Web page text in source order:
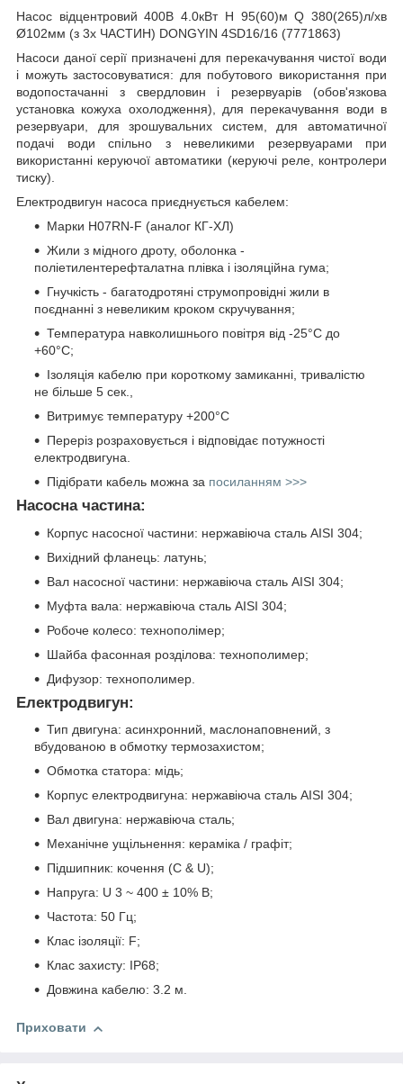
Насос відцентровий 400В 4.0кВт H 95(60)м Q 380(265)л/хв
Ø102мм (з 3х ЧАСТИН) DONGYIN 4SD16/16 (7771863)
Насоси даної серії призначені для перекачування чистої води
і можуть застосовуватися: для побутового використання при
водопостачанні з свердловин і резервуарів (обов'язкова
установка кожуха охолодження), для перекачування води в
резервуари, для зрошувальних систем, для автоматичної
подачі води спільно з невеликими резервуарами при
використанні керуючої автоматики (керуючі реле, контролери
тиску).
Електродвигун насоса приєднується кабелем:
Марки H07RN-F (аналог КГ-ХЛ)
Жили з мідного дроту, оболонка -
поліетилентерефталатна плівка і ізоляційна гума;
Гнучкість - багатодротяні струмопровідні жили в
поєднанні з невеликим кроком скручування;
Температура навколишнього повітря від -25°C до
+60°C;
Ізоляція кабелю при короткому замиканні, тривалістю
не більше 5 сек.,
Витримує температуру +200°C
Переріз розраховується і відповідає потужності
електродвигуна.
Підібрати кабель можна за посиланням >>>
Насосна частина:
Корпус насосної частини: нержавіюча сталь AISI 304;
Вихідний фланець: латунь;
Вал насосної частини: нержавіюча сталь AISI 304;
Муфта вала: нержавіюча сталь AISI 304;
Робоче колесо: технополімер;
Шайба фасонная розділова: технополимер;
Дифузор: технополимер.
Електродвигун:
Тип двигуна: асинхронний, маслонаповнений, з
вбудованою в обмотку термозахистом;
Обмотка статора: мідь;
Корпус електродвигуна: нержавіюча сталь AISI 304;
Вал двигуна: нержавіюча сталь;
Механічне ущільнення: кераміка / графіт;
Підшипник: кочення (C & U);
Напруга: U 3 ~ 400 ± 10% В;
Частота: 50 Гц;
Клас ізоляції: F;
Клас захисту: IP68;
Довжина кабелю: 3.2 м.
Приховати